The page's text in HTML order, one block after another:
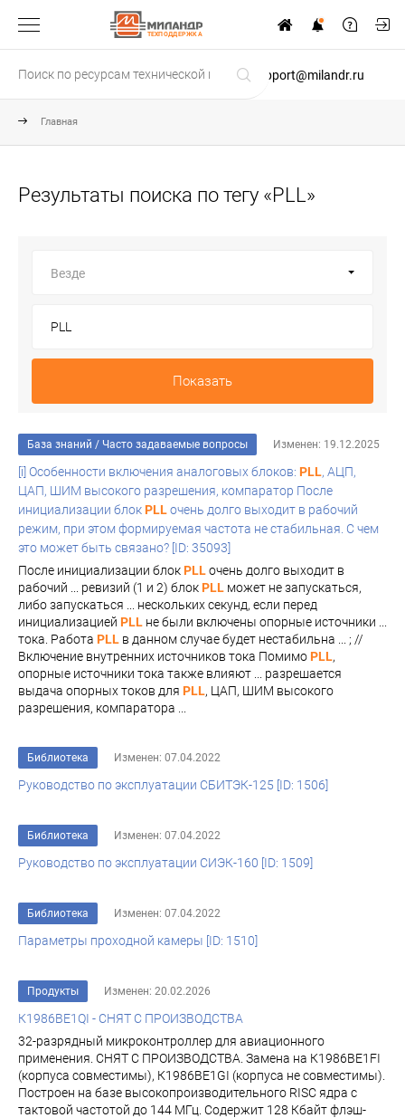
ТЕХПОДДЕРЖКА
support@milandr.ru
Главная
Результаты поиска по тегу «PLL»
Везде
Показать
База знаний / Часто задаваемые вопросы Изменен: 19.12.2025
[i] Особенности включения аналоговых блоков: PLL, АЦП,
ЦАП, ШИМ высокого разрешения, компаратор После
инициализации блокPLLочень долго выходит в рабочий
режим, при этом формируемая частота не стабильная. С чем
это может быть связано? [ID: 35093]
После инициализации блокPLLочень долго выходит в
рабочий ... ревизий (1 и 2) блокPLL может не запускаться,
либо запускаться ... нескольких секунд, если перед
инициализацией PLL не были включены опорные источники ...
тока. Работа PLL в данном случае будет нестабильна ... ; //
Включение внутренних источников тока ПомимоPLL,
опорные источники тока также влияют ... разрешается
выдача опорных токов для PLL, ЦАП, ШИМ высокого
разрешения, компаратора ...
Библиотека Изменен: 07.04.2022
Руководство по эксплуатации СБИТЭК-125 [ID: 1506]
Библиотека Изменен: 07.04.2022
Руководство по эксплуатации СИЭК-160 [ID: 1509]
Библиотека Изменен: 07.04.2022
Параметры проходной камеры [ID: 1510]
Продукты Изменен: 20.02.2026
К1986ВЕ1QI - СНЯТ С ПРОИЗВОДСТВА
32-разрядный микроконтроллер для авиационного
применения. СНЯТ С ПРОИЗВОДСТВА. Замена на К1986ВЕ1FI
(корпуса совместимы), К1986ВЕ1GI (корпуса не совместимы).
Построен на базе высокопроизводительного RISC ядра с
тактовой частотой до 144 МГц. Содержит 128 Кбайт флэш-